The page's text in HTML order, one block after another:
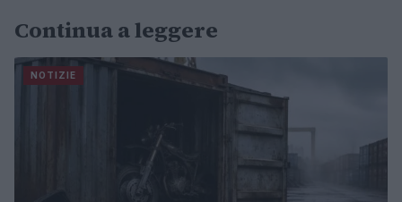
Continua a leggere
NOTIZIE